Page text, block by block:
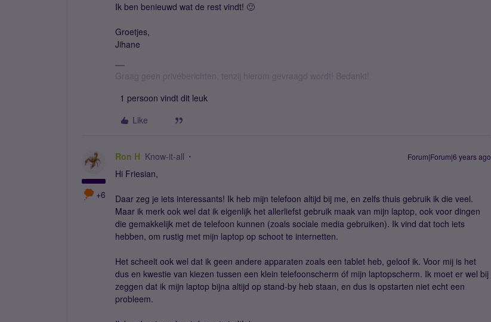
Ik ben benieuwd wat de rest vindt! 🙂
Groetjes,
Jihane
Graag geen privéberichten, tenzij hierom gevraagd wordt! Bedankt!
1 persoon vindt dit leuk
Like
+6
Ron H Know-it-all Forum|Forum|6 years ago
Hi Friesian,
Daar zeg je iets interessants! Ik heb mijn telefoon altijd bij me, en zelfs thuis gebruik ik die veel.
Maar ik merk ook wel dat ik eigenlijk het allerliefst gebruik maak van mijn laptop, ook voor dingen
die gemakkelijk met de telefoon kunnen (zoals sociale media gebruiken). Ik vind dat toch iets
hebben, om rustig met mijn laptop op schoot te internetten.
Het scheelt ook wel dat ik geen andere apparaten zoals een tablet heb, geloof ik. Voor mij is het
dus en kwestie van kiezen tussen een klein telefoonscherm óf mijn laptopscherm. Ik moet er wel bij
zeggen dat ik mijn laptop bijna altijd op stand-by heb staan, en dus is opstarten niet echt een
probleem.